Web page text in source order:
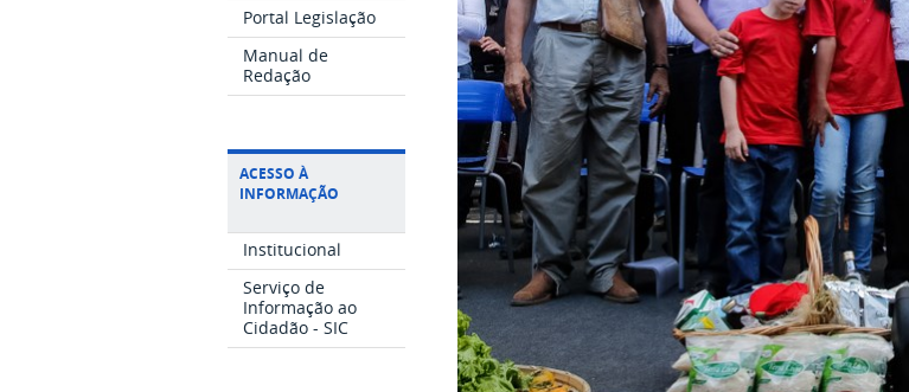
Portal Legislação
Manual de
Redação
ACESSO À
INFORMAÇÃO
Institucional
Serviço de
Informação ao
Cidadão - SIC